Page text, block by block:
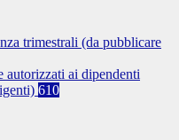
trimestrali (da pubblicare
autorizzati ai dipendenti
610